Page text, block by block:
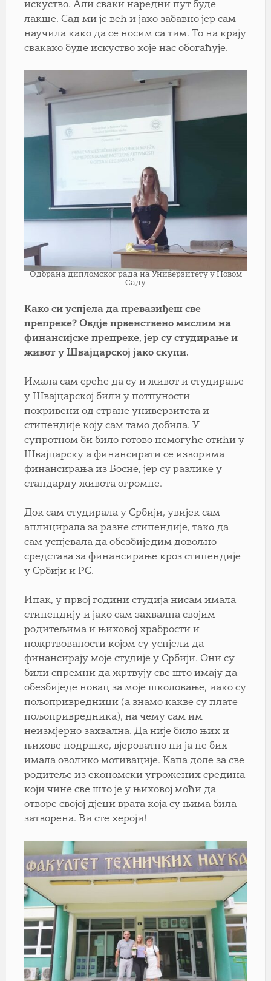
искуство. Али сваки наредни пут буде
лакше. Сад ми је већ и јако забавно јер сам
научила како да се носим са тим. То на крају
свакако буде искуство које нас обогаћује.
Одбрана дипломског рада на Универзитету у Новом
Саду
Како си успјела да превазиђеш све
препреке? Овдје првенствено мислим на
финансијске препреке, јер су студирање и
живот у Швајцарској јако скупи.
Имала сам среће да су и живот и студирање
у Швајцарској били у потпуности
покривени од стране универзитета и
стипендије коју сам тамо добила. У
супротном би било готово немогуће отићи у
Швајцарску а финансирати се изворима
финансирања из Босне, јер су разлике у
стандарду живота огромне.
Док сам студирала у Србији, увијек сам
аплицирала за разне стипендије, тако да
сам успјевала да обезбиједим довољно
средстава за финансирање кроз стипендије
у Србији и РС.
Ипак, у првој години студија нисам имала
стипендију и јако сам захвална својим
родитељима и њиховој храбрости и
пожртвованости којом су успјели да
финансирају моје студије у Србији. Они су
били спремни да жртвују све што имају да
обезбиједе новац за моје школовање, иако су
пољопривредници (а знамо какве су плате
пољопривредника), на чему сам им
неизмјерно захвална. Да није било њих и
њихове подршке, вјероватно ни ја не бих
имала оволико мотивације. Капа доле за све
родитеље из економски угрожених средина
који чине све што је у њиховој моћи да
отворе својој дјеци врата која су њима била
затворена. Ви сте хероји!